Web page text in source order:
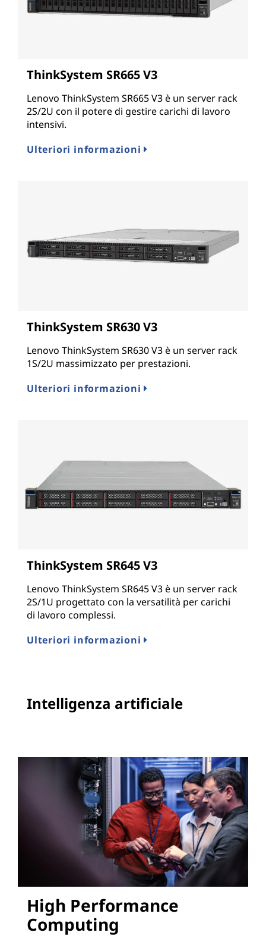
ThinkSystem SR665 V3
Lenovo ThinkSystem SR665 V3 è un server rack
2S/2U con il potere di gestire carichi di lavoro
intensivi.
Ulteriori informazioni
ThinkSystem SR630 V3
Lenovo ThinkSystem SR630 V3 è un server rack
1S/2U massimizzato per prestazioni.
Ulteriori informazioni
ThinkSystem SR645 V3
Lenovo ThinkSystem SR645 V3 è un server rack
2S/1U progettato con la versatilità per carichi
di lavoro complessi.
Ulteriori informazioni
Intelligenza artificiale
High Performance
Computing